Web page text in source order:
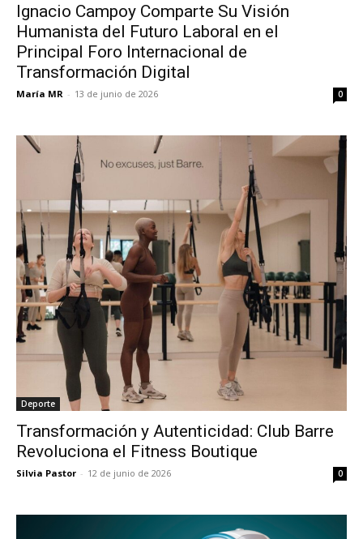
Ignacio Campoy Comparte Su Visión
Humanista del Futuro Laboral en el
Principal Foro Internacional de
Transformación Digital
María MR - 13 de junio de 2026 0
Deporte
Transformación y Autenticidad: Club Barre
Revoluciona el Fitness Boutique
Silvia Pastor - 12 de junio de 2026 0